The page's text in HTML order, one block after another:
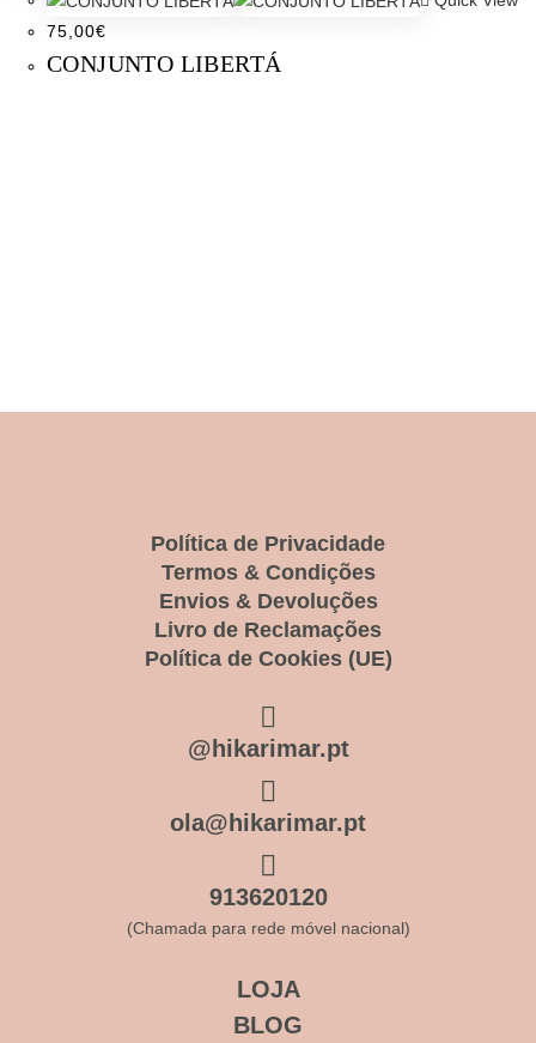
75,00€
CONJUNTO LIBERTÁ
Política de Privacidade
Termos & Condições
Envios & Devoluções
Livro de Reclamações
Política de Cookies (UE)
@hikarimar.pt
ola@hikarimar.pt
913620120
(Chamada para rede móvel nacional)
LOJA
BLOG